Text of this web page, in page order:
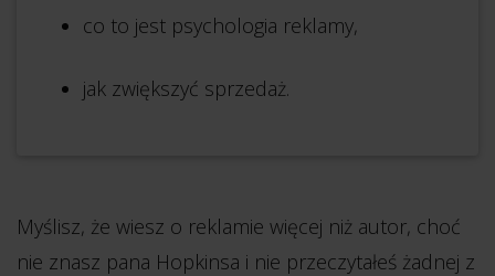
co to jest psychologia reklamy,
jak zwiększyć sprzedaż.
Myślisz, że wiesz o reklamie więcej niż autor, choć
nie znasz pana Hopkinsa i nie przeczytałeś żadnej z